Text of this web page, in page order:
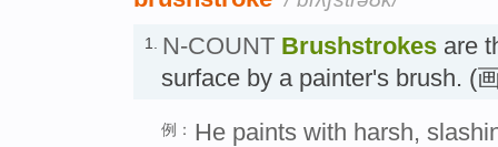
1. N-COUNT Brushstrokes are
surface by a painter's brush. (
例： He paints with harsh,